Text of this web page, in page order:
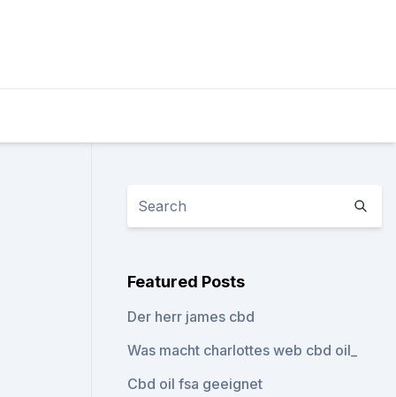
Featured Posts
Der herr james cbd
Was macht charlottes web cbd oil_
Cbd oil fsa geeignet